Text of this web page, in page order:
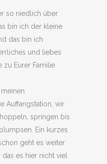
so niedlich über
bin ich der kleine
das bin ich
und liebes
zu Eurer Familie
Auffangstation, wir
springen bis
Ein kurzes
geht es weiter
es hier nicht viel